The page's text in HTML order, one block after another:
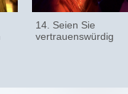
14. Seien Sie
vertrauenswürdig